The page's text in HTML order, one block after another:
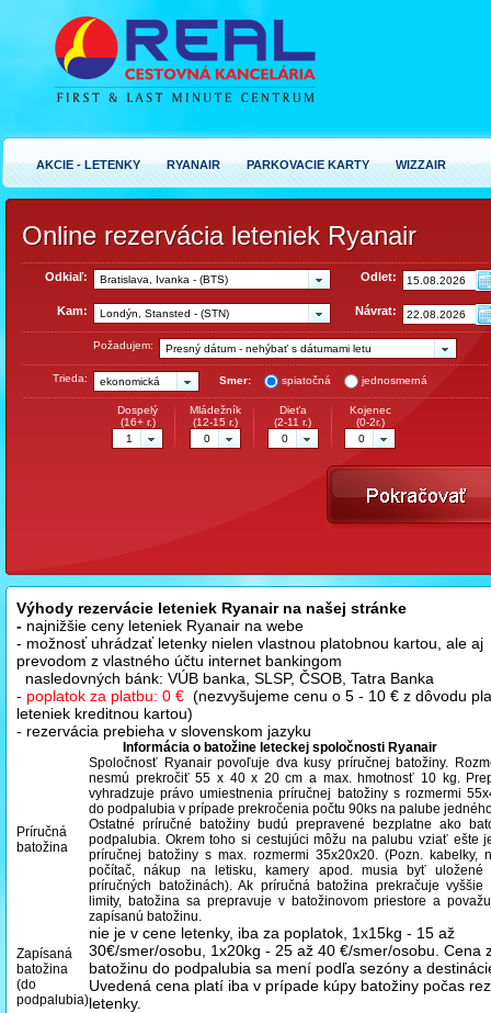
AKCIE - LETENKY RYANAIR PARKOVACIE KARTY WIZZAIR
Online rezervácia leteniek Ryanair
Odkiaľ: Bratislava, Ivanka - (BTS) Odlet:
Kam: Londýn, Stansted - (STN) Návrat:
Požadujem: Presný dátum - nehýbať s dátumami letu
Trieda: ekonomická Smer: spiatočná jednosmerná
Dospelý
(16+ r.)
1
Mládežník
(12-15 r.)
0
Dieťa
(2-11 r.)
0
Kojenec
(0-2r.)
0
Výhody rezervácie leteniek Ryanair na našej stránke
- najnižšie ceny leteniek Ryanair na webe
- možnosť uhrádzať letenky nielen vlastnou platobnou kartou, ale aj
prevodom z vlastného účtu internet bankingom
nasledovných bánk: VÚB banka, SLSP, ČSOB, Tatra Banka
- poplatok za platbu: 0 € (nezvyšujeme cenu o 5 - 10 € z dôvodu
leteniek kreditnou kartou)
- rezervácia prebieha v slovenskom jazyku
Informácia o batožine leteckej spoločnosti Ryanair
Príručná
batožina
Spoločnosť Ryanair povoľuje dva kusy príručnej batožiny.
nesmú prekročiť 55 x 40 x 20 cm a max. hmotnosť 10 kg.
vyhradzuje právo umiestnenia príručnej batožiny s rozmermi
do podpalubia v prípade prekročenia počtu 90ks na palube
Ostatné príručné batožiny budú prepravené bezplatne ako
podpalubia. Okrem toho si cestujúci môžu na palubu vziať ešte
príručnej batožiny s max. rozmermi 35x20x20. (Pozn. kabelky,
počítač, nákup na letisku, kamery apod. musia byť uložené
príručných batožinách). Ak príručná batožina prekračuje vyššie
limity, batožina sa prepravuje v batožinovom priestore a
zapísanú batožinu.
Zapísaná
batožina
(do
podpalubia)
nie je v cene letenky, iba za poplatok, 1x15kg - 15 až
30€/smer/osobu, 1x20kg - 25 až 40 €/smer/osobu. Cena
batožinu do podpalubia sa mení podľa sezóny a
Uvedená cena platí iba v prípade kúpy batožiny počas
letenky.